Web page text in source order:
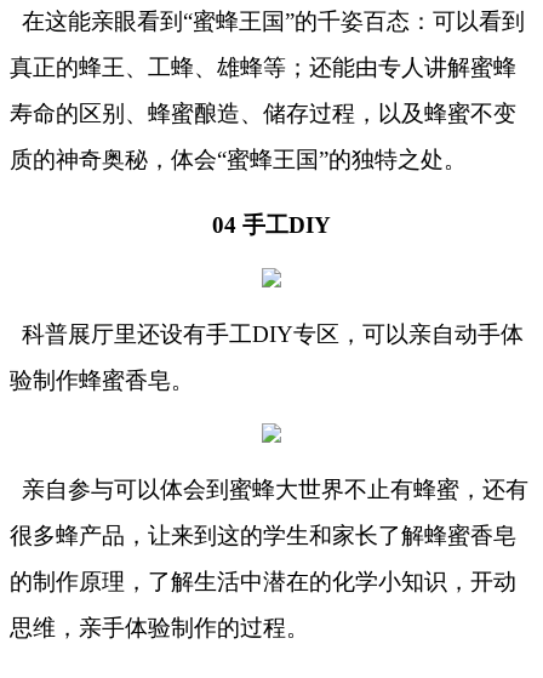
在这能亲眼看到 “蜜蜂王国”的千姿百态 ：可以看到
真正的蜂王、工蜂、雄蜂等；还能由专人讲解蜜蜂
寿命的区别、蜂蜜酿造、储存过程，以及蜂蜜不变
质的神奇奥秘，体会“蜜蜂王国”的独特之处。
04 手工DIY
科普展厅里还设有手工DIY专区，可以亲自动手体
验制作蜂蜜香皂。
亲自参与可以体会到蜜蜂大世界不止有蜂蜜，还有
很多蜂产品，让来到这的学生和家长了解蜂蜜香皂
的制作原理，了解生活中潜在的化学小知识，开动
思维，亲手体验制作的过程。